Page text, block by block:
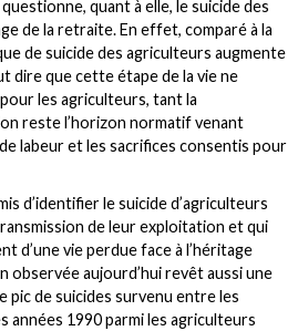
quant à elle, le suicide des
de la retraite. En effet, comparé à la
de suicide des agriculteurs augmente
dire que cette étape de la vie ne
les agriculteurs, tant la
reste l’horizon normatif venant
labeur et les sacrifices consentis pour
d’identifier le suicide d’agriculteurs
de leur exploitation et qui
d’une vie perdue face à l’héritage
aujourd’hui revêt aussi une
pic de suicides survenu entre les
années 1990 parmi les agriculteurs